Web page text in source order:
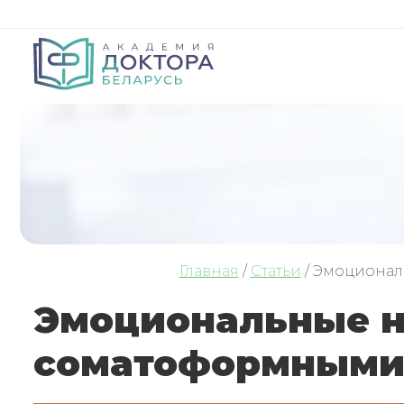
Главная / Статьи /
Эмоциональные
соматоформными